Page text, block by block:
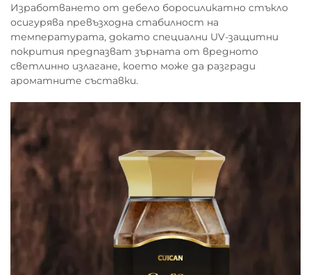
Изработването от дебело боросиликатно стъкло
осигурява превъзходна стабилност на
температурата, докато специални UV-защитни
покрития предпазват зърната от вредното
светлинно излагане, което може да разгради
ароматните съставки.